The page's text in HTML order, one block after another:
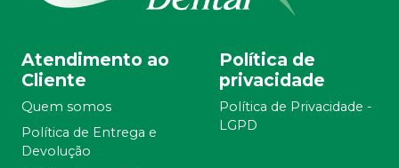
Atendimento ao
Cliente
Quem somos
Política de Entrega e
Devolução
Política de
privacidade
Política de Privacidade -
LGPD